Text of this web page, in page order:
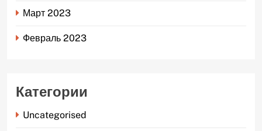
Март 2023
Февраль 2023
Категории
Uncategorised